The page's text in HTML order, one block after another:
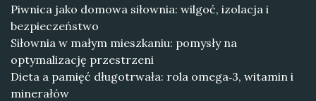
Piwnica jako domowa siłownia: wilgoć, izolacja i
bezpieczeństwo
Siłownia w małym mieszkaniu: pomysły na
optymalizację przestrzeni
Dieta a pamięć długotrwała: rola omega‑3, witamin i
minerałów